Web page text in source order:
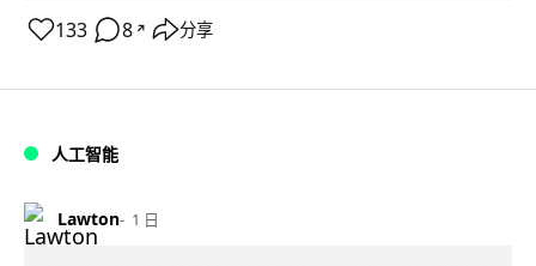
133 8 ↗ 分享
人工智能
Lawton 1 日